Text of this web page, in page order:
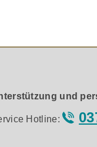
und
Hotline: